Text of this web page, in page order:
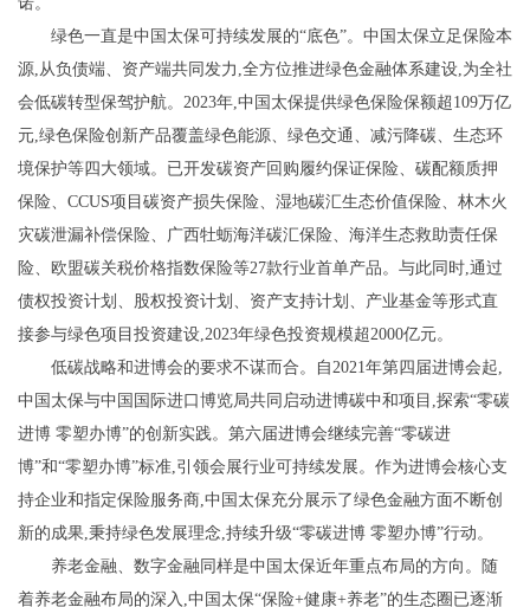
绿色一直是中国太保可持续发展的“底色”。中国太保立足保险本
源,从负债端、资产端共同发力,全方位推进绿色金融体系建设,为全社
会低碳转型保驾护航。2023年,中国太保提供绿色保险保额超109万亿
元,绿色保险创新产品覆盖绿色能源、绿色交通、减污降碳、生态环
境保护等四大领域。已开发碳资产回购履约保证保险、碳配额质押
保险、CCUS项目碳资产损失保险、湿地碳汇生态价值保险、林木火
灾碳泄漏补偿保险、广西牡蛎海洋碳汇保险、海洋生态救助责任保
险、欧盟碳关税价格指数保险等27款行业首单产品。与此同时,通过
债权投资计划、股权投资计划、资产支持计划、产业基金等形式直
接参与绿色项目投资建设,2023年绿色投资规模超2000亿元。
低碳战略和进博会的要求不谋而合。自2021年第四届进博会起,
中国太保与中国国际进口博览局共同启动进博碳中和项目,探索“零碳
进博 零塑办博”的创新实践。第六届进博会继续完善“零碳进
博”和“零塑办博”标准,引领会展行业可持续发展。作为进博会核心支
持企业和指定保险服务商,中国太保充分展示了绿色金融方面不断创
新的成果,秉持绿色发展理念,持续升级“零碳进博 零塑办博”行动。
养老金融、数字金融同样是中国太保近年重点布局的方向。随
着养老金融布局的深入,中国太保“保险+健康+养老”的生态圈已逐渐